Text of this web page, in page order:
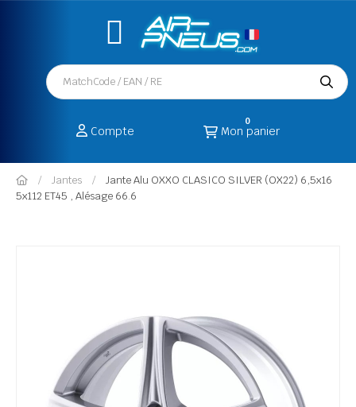
Compte Mon panier
0
Jantes
Jante Alu OXXO CLASICO SILVER (OX22) 6,5x16
5x112 ET45 , Alésage 66.6